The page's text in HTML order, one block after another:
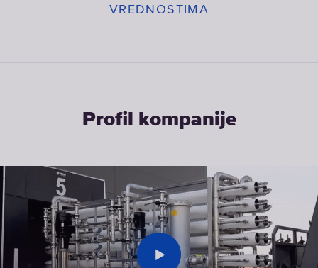
VREDNOSTIMA
Profil kompanije